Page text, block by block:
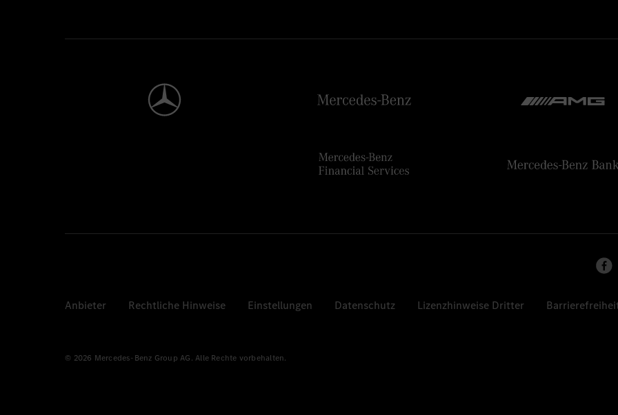
Anbieter Rechtliche Hinweise Einstellungen Datenschutz Lizenzhinweise Dritter
© 2026 Mercedes-Benz Group AG. Alle Rechte vorbehalten.